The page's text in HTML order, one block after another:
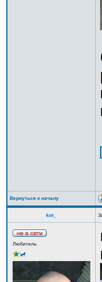
Вернуться к началу
kot_
Любитель